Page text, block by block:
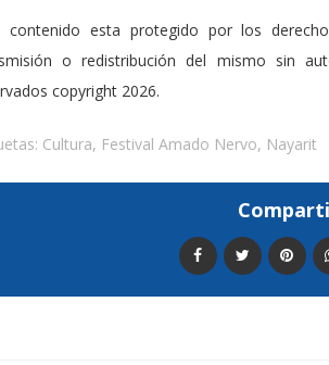
contenido esta protegido por los
o redistribución del mismo sin
copyright 2026.
Cultura, Festival Amado Nervo, Nayarit